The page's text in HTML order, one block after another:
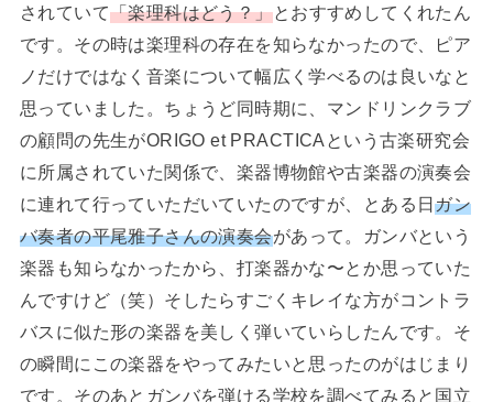
されていて「楽理科はどう？」とおすすめしてくれたん
です。その時は楽理科の存在を知らなかったので、ピア
ノだけではなく音楽について幅広く学べるのは良いなと
思っていました。ちょうど同時期に、マンドリンクラブ
の顧問の先生がORIGO et PRACTICAという古楽研究会
に所属されていた関係で、楽器博物館や古楽器の演奏会
に連れて行っていただいていたのですが、とある日ガン
バ奏者の平尾雅子さんの演奏会があって。ガンバという
楽器も知らなかったから、打楽器かな〜とか思っていた
んですけど（笑）そしたらすごくキレイな方がコントラ
バスに似た形の楽器を美しく弾いていらしたんです。そ
の瞬間にこの楽器をやってみたいと思ったのがはじまり
です。そのあとガンバを弾ける学校を調べてみると国立